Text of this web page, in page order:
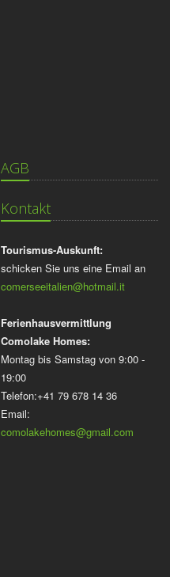
AGB
Kontakt
Tourismus-Auskunft:
schicken Sie uns eine Email an
comerseeitalien@hotmail.it
Ferienhausvermittlung
Comolake Homes:
Montag bis Samstag von 9:00 -
19:00
Telefon:+41 79 678 14 36
Email:
comolakehomes@gmail.com